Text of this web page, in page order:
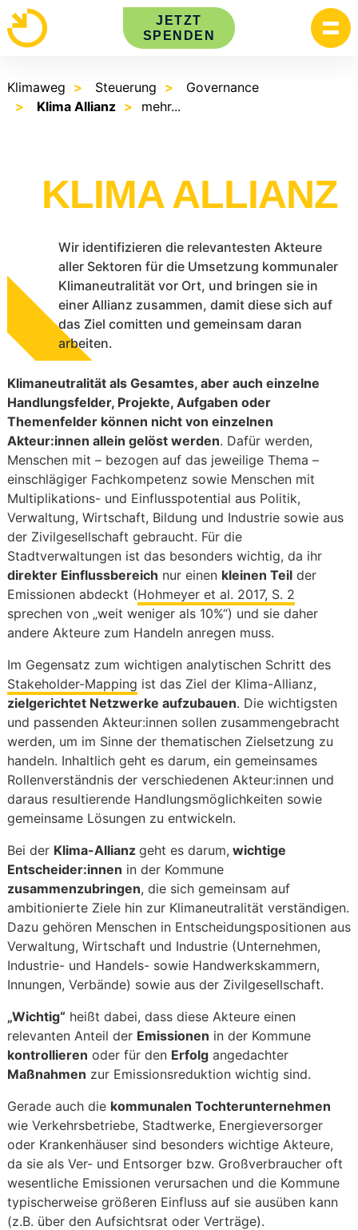
Skip
to
content
JETZT
SPENDEN
Klimaweg Steuerung
Governance
Klima Allianz
mehr...
KLIMA ALLIANZ
Wir identifizieren die relevantesten Akteure
aller Sektoren für die Umsetzung kommunaler
Klimaneutralität vor Ort, und bringen sie in
einer Allianz zusammen, damit diese sich auf
das Ziel comitten und gemeinsam daran
arbeiten.
Klimaneutralität als Gesamtes, aber auch einzelne
Handlungsfelder, Projekte, Aufgaben oder
Themenfelder können nicht von einzelnen
Akteur:innen allein gelöst werden. Dafür werden,
Menschen mit – bezogen auf das jeweilige Thema –
einschlägiger Fachkompetenz sowie Menschen mit
Multiplikations- und Einflusspotential aus Politik,
Verwaltung, Wirtschaft, Bildung und Industrie sowie aus
der Zivilgesellschaft gebraucht. Für die
Stadtverwaltungen ist das besonders wichtig, da ihr
direkter Einflussbereich nur einen kleinen Teilder
Emissionen abdeckt (Hohmeyer et al. 2017, S. 2
sprechen von „weit weniger als 10%“) und sie daher
andere Akteure zum Handeln anregen muss.
Im Gegensatz zum wichtigen analytischen Schritt des
Stakeholder-Mapping ist das Ziel der Klima-Allianz,
zielgerichtet Netzwerke aufzubauen. Die wichtigsten
und passenden Akteur:innen sollen zusammengebracht
werden, um im Sinne der thematischen Zielsetzung zu
handeln. Inhaltlich geht es darum, ein gemeinsames
Rollenverständnis der verschiedenen Akteur:innen und
daraus resultierende Handlungsmöglichkeiten sowie
gemeinsame Lösungen zu entwickeln.
Bei der Klima-Allianz geht es darum, wichtige
Entscheider:innen in der Kommune
zusammenzubringen, die sich gemeinsam auf
ambitionierte Ziele hin zur Klimaneutralität verständigen.
Dazu gehören Menschen in Entscheidungspositionen aus
Verwaltung, Wirtschaft und Industrie (Unternehmen,
Industrie- und Handels- sowie Handwerkskammern,
Innungen, Verbände) sowie aus der Zivilgesellschaft.
„Wichtig“ heißt dabei, dass diese Akteure einen
relevanten Anteil der Emissionen in der Kommune
kontrollieren oder für den Erfolgangedachter
Maßnahmen zur Emissionsreduktion wichtig sind.
Gerade auch die kommunalen Tochterunternehmen
wie Verkehrsbetriebe, Stadtwerke, Energieversorger
oder Krankenhäuser sind besonders wichtige Akteure,
da sie als Ver- und Entsorger bzw. Großverbraucher oft
wesentliche Emissionen verursachen und die Kommune
typischerweise größeren Einfluss auf sie ausüben kann
(z.B. über den Aufsichtsrat oder Verträge).